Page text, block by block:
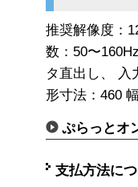
推奨解像度：
数：50〜
タ直出し、
形寸法：460
ぷらっとオ
支払方法に